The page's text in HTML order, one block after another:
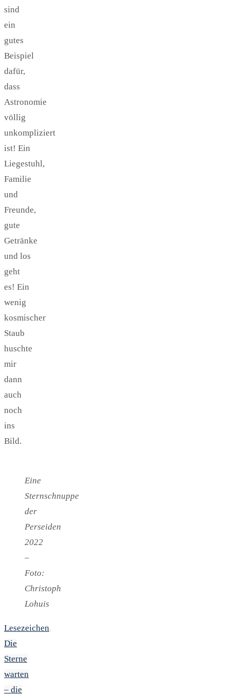
sind
ein
gutes
Beispiel
dafür,
dass
Astronomie
völlig
unkompliziert
ist! Ein
Liegestuhl,
Familie
und
Freunde,
gute
Getränke
und los
geht
es! Ein
wenig
kosmischer
Staub
huschte
mir
dann
auch
noch
ins
Bild.
Eine
Sternschnuppe
der
Perseiden
2022
–
Foto:
Christoph
Lohuis
Lesezeichen.
Die
Sterne
warten
– die